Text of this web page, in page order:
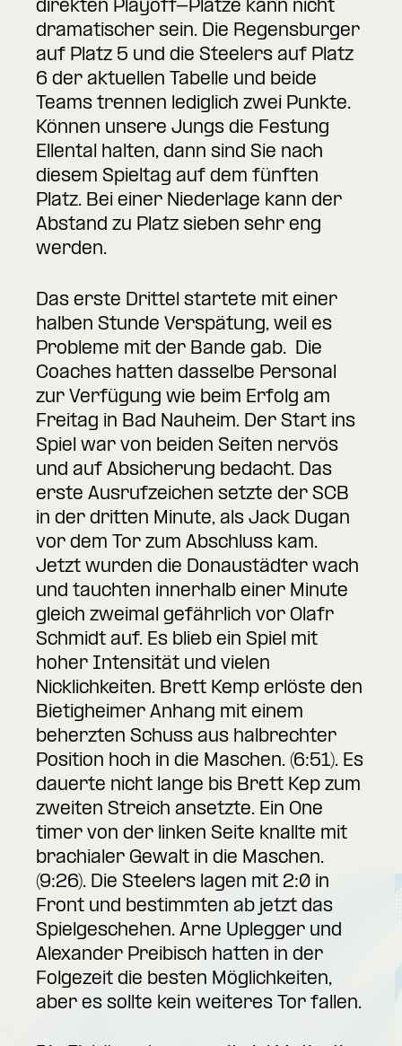
direkten Playoff-Plätze kann nicht
dramatischer sein. Die Regensburger
auf Platz 5 und die Steelers auf Platz
6 der aktuellen Tabelle und beide
Teams trennen lediglich zwei Punkte.
Können unsere Jungs die Festung
Ellental halten, dann sind Sie nach
diesem Spieltag auf dem fünften
Platz. Bei einer Niederlage kann der
Abstand zu Platz sieben sehr eng
werden.
Das erste Drittel startete mit einer
halben Stunde Verspätung, weil es
Probleme mit der Bande gab. Die
Coaches hatten dasselbe Personal
zur Verfügung wie beim Erfolg am
Freitag in Bad Nauheim. Der Start ins
Spiel war von beiden Seiten nervös
und auf Absicherung bedacht. Das
erste Ausrufzeichen setzte der SCB
in der dritten Minute, als Jack Dugan
vor dem Tor zum Abschluss kam.
Jetzt wurden die Donaustädter wach
und tauchten innerhalb einer Minute
gleich zweimal gefährlich vor Olafr
Schmidt auf. Es blieb ein Spiel mit
hoher Intensität und vielen
Nicklichkeiten. Brett Kemp erlöste den
Bietigheimer Anhang mit einem
beherzten Schuss aus halbrechter
Position hoch in die Maschen. (6:51). Es
dauerte nicht lange bis Brett Kep zum
zweiten Streich ansetzte. Ein One
timer von der linken Seite knallte mit
brachialer Gewalt in die Maschen.
(9:26). Die Steelers lagen mit 2:0 in
Front und bestimmten ab jetzt das
Spielgeschehen. Arne Uplegger und
Alexander Preibisch hatten in der
Folgezeit die besten Möglichkeiten,
aber es sollte kein weiteres Tor fallen.